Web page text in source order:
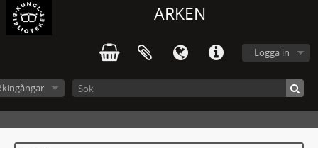
ARKEN
Logga in